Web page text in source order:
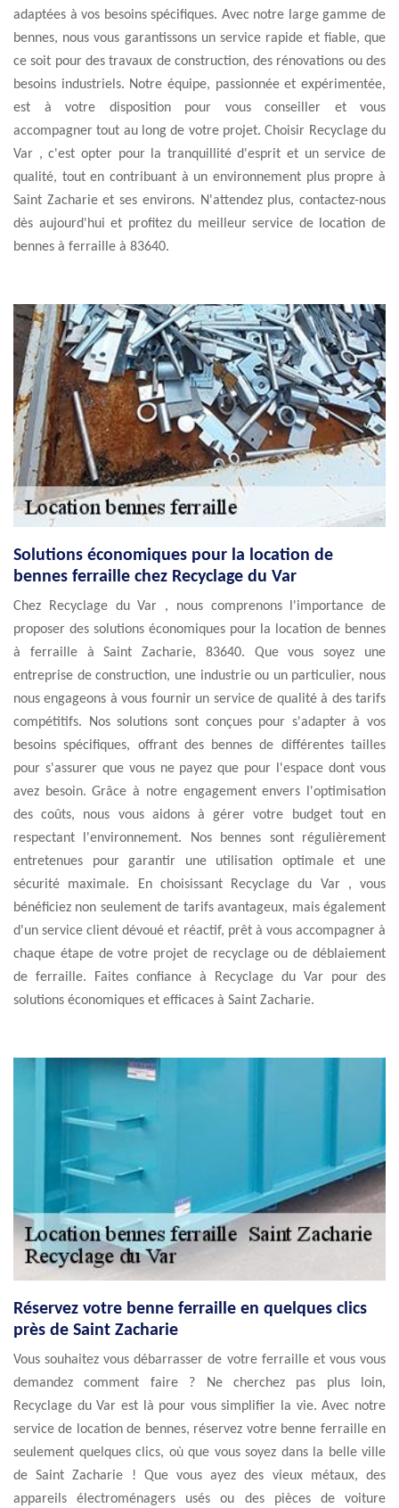
adaptées à vos besoins spécifiques. Avec notre large gamme de
bennes, nous vous garantissons un service rapide et fiable, que
ce soit pour des travaux de construction, des rénovations ou des
besoins industriels. Notre équipe, passionnée et expérimentée,
est à votre disposition pour vous conseiller et vous
accompagner tout au long de votre projet. Choisir Recyclage du
Var , c'est opter pour la tranquillité d'esprit et un service de
qualité, tout en contribuant à un environnement plus propre à
Saint Zacharie et ses environs. N'attendez plus, contactez-nous
dès aujourd'hui et profitez du meilleur service de location de
bennes à ferraille à 83640.
Solutions économiques pour la location de
bennes ferraille chez Recyclage du Var
Chez Recyclage du Var , nous comprenons l'importance de
proposer des solutions économiques pour la location de bennes
à ferraille à Saint Zacharie, 83640. Que vous soyez une
entreprise de construction, une industrie ou un particulier, nous
nous engageons à vous fournir un service de qualité à des tarifs
compétitifs. Nos solutions sont conçues pour s'adapter à vos
besoins spécifiques, offrant des bennes de différentes tailles
pour s'assurer que vous ne payez que pour l'espace dont vous
avez besoin. Grâce à notre engagement envers l'optimisation
des coûts, nous vous aidons à gérer votre budget tout en
respectant l'environnement. Nos bennes sont régulièrement
entretenues pour garantir une utilisation optimale et une
sécurité maximale. En choisissant Recyclage du Var , vous
bénéficiez non seulement de tarifs avantageux, mais également
d'un service client dévoué et réactif, prêt à vous accompagner à
chaque étape de votre projet de recyclage ou de déblaiement
de ferraille. Faites confiance à Recyclage du Var pour des
solutions économiques et efficaces à Saint Zacharie.
Réservez votre benne ferraille en quelques clics
près de Saint Zacharie
Vous souhaitez vous débarrasser de votre ferraille et vous vous
demandez comment faire ? Ne cherchez pas plus loin,
Recyclage du Var est là pour vous simplifier la vie. Avec notre
service de location de bennes, réservez votre benne ferraille en
seulement quelques clics, où que vous soyez dans la belle ville
de Saint Zacharie ! Que vous ayez des vieux métaux, des
appareils électroménagers usés ou des pièces de voiture